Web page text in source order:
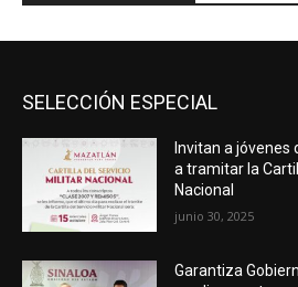
SELECCIÓN ESPECIAL
Invitan a jóvenes
a tramitar la
Nacional
junio 30, 2025
Garantiza